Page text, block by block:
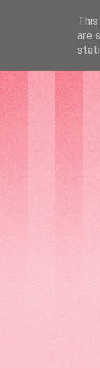
are